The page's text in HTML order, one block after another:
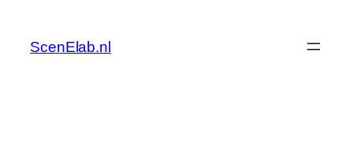
content
ScenElab.nl